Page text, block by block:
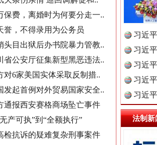
保费，离婚时为何要分走一..
誉，不得录用为公务员
头目出狱后办书院暴力管教..
省公安厅征集新型黑恶违法..
对6家美国实体采取反制措..
发起首例对外贸易国家安全..
通报西安赛格商场坠亡事件
产可执”到“全额执行”
检抗诉的疑难复杂刑事案件
习近
习近
习近
理高
习近
习近
球治
法制新
“后车司机肯定在骂我”